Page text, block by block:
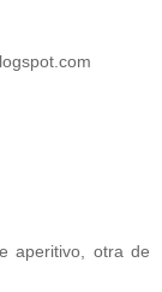
aperitivo, otra de